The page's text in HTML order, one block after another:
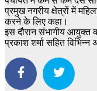
प्रमुख नगरीय क्षेत्रों में
करने के लिए कहा।
इस दौरान संभागीय आयुक्त
प्रकाश शर्मा सहित